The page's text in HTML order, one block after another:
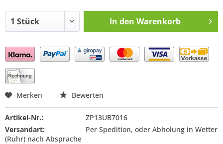
In den Warenkorb
Preis anfragen
Merken Bewerten
Artikel-Nr.:
ZP13UB7016
Versandart:
Per Spedition, oder Abholung in Wetter
(Ruhr) nach Absprache